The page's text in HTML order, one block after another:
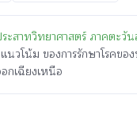
ระสาทวิทยาศาสตร์ ภาคตะ
วโน้ม ของการรักษาโรคขอ
กเฉียงเหนือ